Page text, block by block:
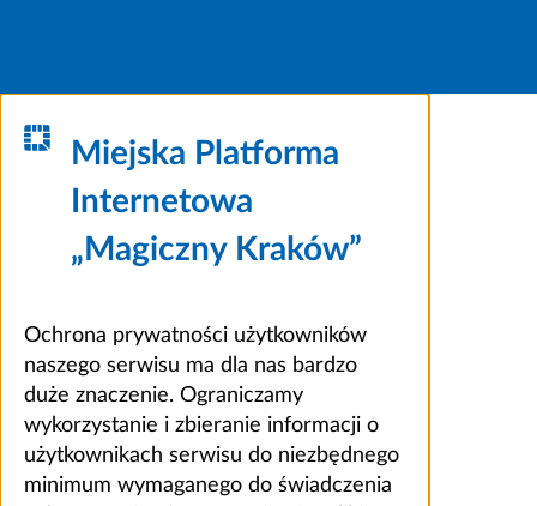
Miejska Platforma
Internetowa
„Magiczny Kraków”
Ochrona prywatności użytkowników
naszego serwisu ma dla nas bardzo
duże znaczenie. Ograniczamy
wykorzystanie i zbieranie informacji o
użytkownikach serwisu do niezbędnego
minimum wymaganego do świadczenia